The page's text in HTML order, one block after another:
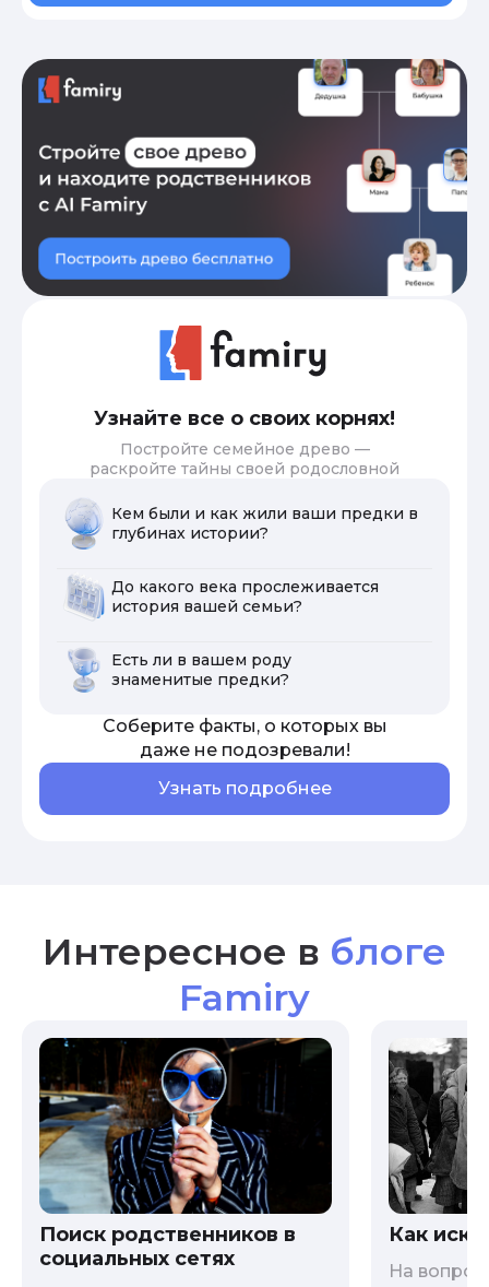
Узнайте все о своих корнях!
Постройте семейное древо —
раскройте тайны своей родословной
Кем были и как жили ваши предки в
глубинах истории?
До какого века прослеживается
история вашей семьи?
Есть ли в вашем роду
знаменитые предки?
Соберите факты, о которых вы
даже не подозревали!
Узнать подробнее
Интересное в блоге
Famiry
Поиск родственников в
социальных сетях
Как
На вопрос